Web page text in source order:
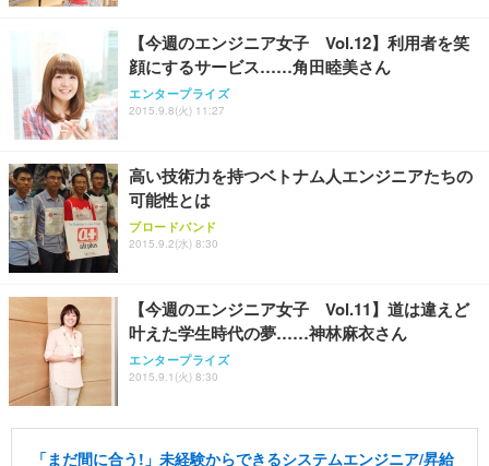
【今週のエンジニア女子 Vol.12】利用者を笑
顔にするサービス……角田睦美さん
エンタープライズ
2015.9.8(火) 11:27
高い技術力を持つベトナム人エンジニアたちの
可能性とは
ブロードバンド
2015.9.2(水) 8:30
【今週のエンジニア女子 Vol.11】道は違えど
叶えた学生時代の夢……神林麻衣さん
エンタープライズ
2015.9.1(火) 8:30
「まだ間に合う!」未経験からできるシステムエンジニア/昇給